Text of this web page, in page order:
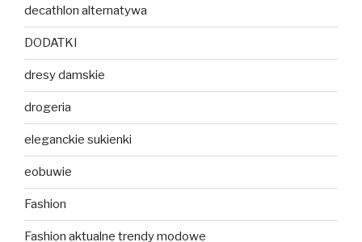
decathlon alternatywa
DODATKI
dresy damskie
drogeria
eleganckie sukienki
eobuwie
Fashion
Fashion aktualne trendy modowe